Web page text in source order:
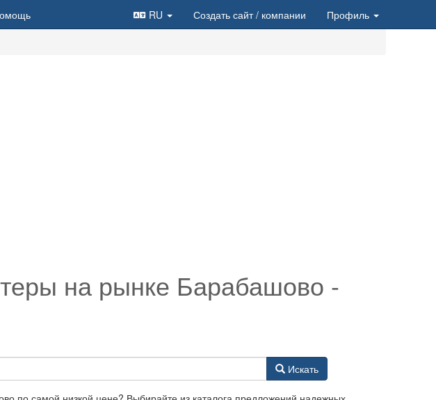
RU Создать сайт/ компании
Профиль
на рынке Барабашово -
Искать